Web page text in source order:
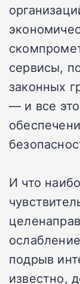
сервисы,
законных
— и все
И что
подрыв
известно,